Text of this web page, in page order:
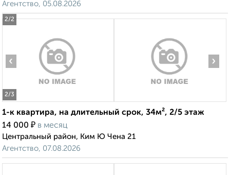
2/2
Агентство, 05.08.2026
2/3
‹ ›
1-к квартира, на длительный срок, 34м², 2/5 этаж
14 000 ₽ в месяц
Центральный район, Ким Ю Чена 21
Агентство, 07.08.2026